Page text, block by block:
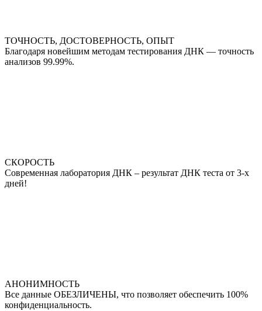
ТОЧНОСТЬ, ДОСТОВЕРНОСТЬ, ОПЫТ
Благодаря новейшим методам тестирования ДНК — точность
анализов 99.99%.
СКОРОСТЬ
Современная лаборатория ДНК – результат ДНК теста от 3-х
дней!
АНОНИМНОСТЬ
Все данные ОБЕЗЛИЧЕНЫ, что позволяет обеспечить 100%
конфиденциальность.